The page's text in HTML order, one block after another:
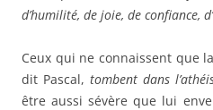
d’humilité, de joie, de confiance,
Ceux qui ne connaissent que
dit Pascal, tombent dans
être aussi sévère que lui